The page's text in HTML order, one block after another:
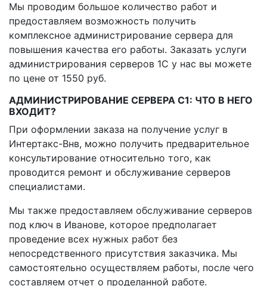
Мы проводим большое количество работ и
предоставляем возможность получить
комплексное администрирование сервера для
повышения качества его работы. Заказать услуги
администрирования серверов 1С у нас вы можете
по цене от 1550 руб.
АДМИНИСТРИРОВАНИЕ СЕРВЕРА С1: ЧТО В НЕГО
ВХОДИТ?
При оформлении заказа на получение услуг в
Интертакс-Внв, можно получить предварительное
консультирование относительно того, как
проводится ремонт и обслуживание серверов
специалистами.
Мы также предоставляем обслуживание серверов
под ключ в Иванове, которое предполагает
проведение всех нужных работ без
непосредственного присутствия заказчика. Мы
самостоятельно осуществляем работы, после чего
составляем отчет о проделанной работе.